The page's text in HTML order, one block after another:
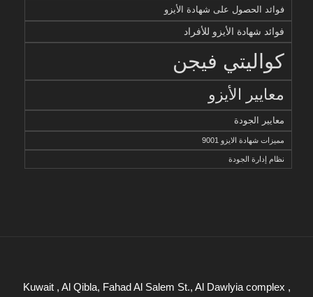
فوائد الحصول على شهادة الأيزو
فوائد شهادة الأيزو للأفراد
كواليتي فيجن
معايير الأيزو
معايير الجودة
مميزات شهادة الايزو 9001
نظام إدارة الجودة
Kuwait , Al Qibla, Fahad Al Salem St., Al Dawlyia complex ,